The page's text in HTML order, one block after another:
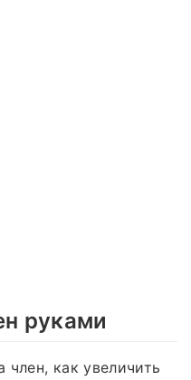
руками
как увеличить